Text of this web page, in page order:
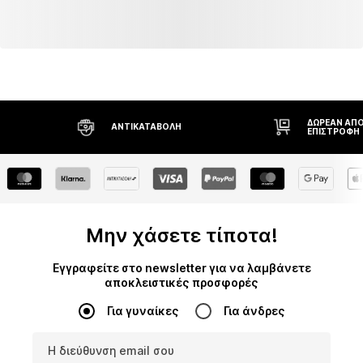
ΑΝΤΙΚΑΤΑΒΟΛΉ
ΔΩΡΕΆΝ
ΕΠΙΣΤΡΟΦΉ
Μην χάσετε τίποτα!
Εγγραφείτε στο newsletter για να λαμβάνετε
αποκλειστικές προσφορές
Για γυναίκες Για άνδρες
Η διεύθυνση email σου